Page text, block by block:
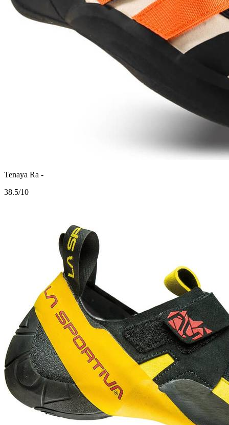
Tenaya Ra -
38.5/10